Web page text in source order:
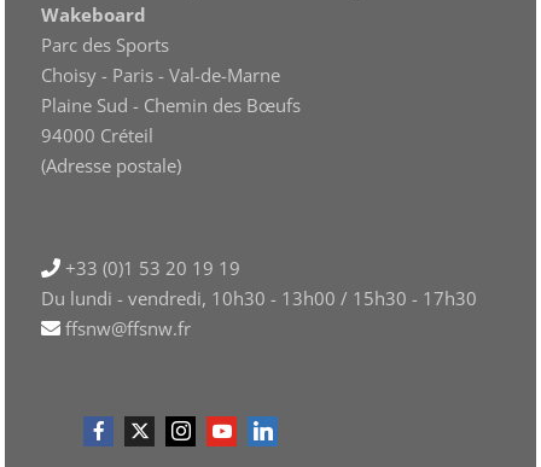
Wakeboard
Parc des Sports
Choisy - Paris - Val-de-Marne
Plaine Sud - Chemin des Bœufs
94000 Créteil
(Adresse postale)
+33 (0)1 53 20 19 19
Du lundi - vendredi, 10h30 - 13h00 / 15h30 - 17h30
ffsnw@ffsnw.fr